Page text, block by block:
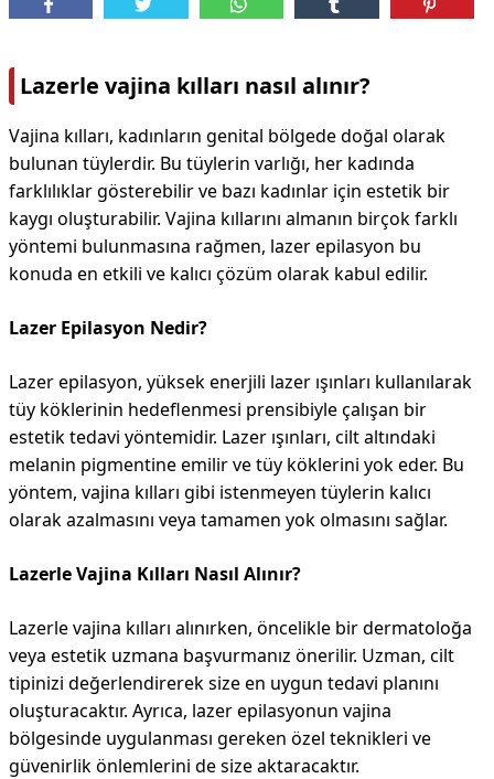
Lazerle vajina kılları nasıl alınır?
Vajina kılları, kadınların genital bölgede doğal olarak
bulunan tüylerdir. Bu tüylerin varlığı, her kadında
farklılıklar gösterebilir ve bazı kadınlar için estetik bir
kaygı oluşturabilir. Vajina kıllarını almanın birçok farklı
yöntemi bulunmasına rağmen, lazer epilasyon bu
konuda en etkili ve kalıcı çözüm olarak kabul edilir.
Lazer Epilasyon Nedir?
Lazer epilasyon, yüksek enerjili lazer ışınları kullanılarak
tüy köklerinin hedeflenmesi prensibiyle çalışan bir
estetik tedavi yöntemidir. Lazer ışınları, cilt altındaki
melanin pigmentine emilir ve tüy köklerini yok eder. Bu
yöntem, vajina kılları gibi istenmeyen tüylerin kalıcı
olarak azalmasını veya tamamen yok olmasını sağlar.
Lazerle Vajina Kılları Nasıl Alınır?
Lazerle vajina kılları alınırken, öncelikle bir dermatoloğa
veya estetik uzmana başvurmanız önerilir. Uzman, cilt
tipinizi değerlendirerek size en uygun tedavi planını
oluşturacaktır. Ayrıca, lazer epilasyonun vajina
bölgesinde uygulanması gereken özel teknikleri ve
güvenirlik önlemlerini de size aktaracaktır.